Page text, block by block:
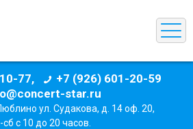
77,
+7 (926) 601-20-59
star.ru
ул. Судакова, д. 14 оф. 20,
сб с 10 до 20 часов.